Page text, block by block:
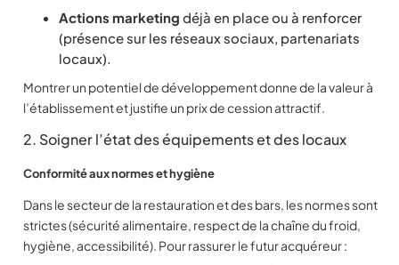
Actions marketing déjà en place ou à renforcer
(présence sur les réseaux sociaux, partenariats
locaux).
Montrer un potentiel de développement donne de la valeur à
l’établissement et justifie un prix de cession attractif.
2. Soigner l’état des équipements et des locaux
Conformité aux normes et hygiène
Dans le secteur de la restauration et des bars, les normes sont
strictes (sécurité alimentaire, respect de la chaîne du froid,
hygiène, accessibilité). Pour rassurer le futur acquéreur :